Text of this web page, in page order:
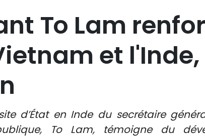
To Lam
et l'Inde,
d’État en Inde du secrétaire
To Lam, témoigne du